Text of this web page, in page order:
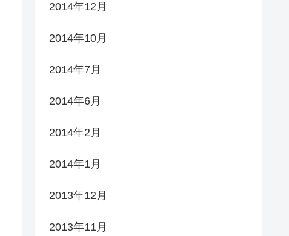
2014年12月
2014年10月
2014年7月
2014年6月
2014年2月
2014年1月
2013年12月
2013年11月